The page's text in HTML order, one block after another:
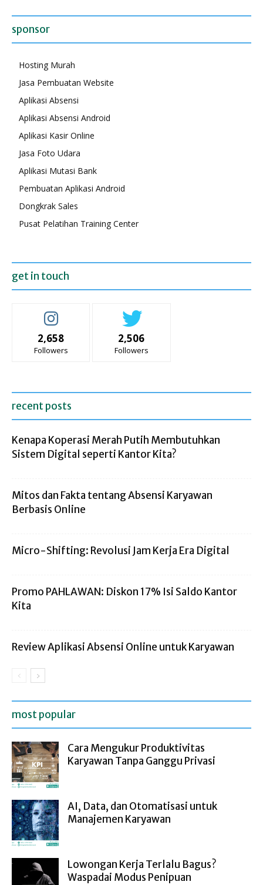
sponsor
Hosting Murah
Jasa Pembuatan Website
Aplikasi Absensi
Aplikasi Absensi Android
Aplikasi Kasir Online
Jasa Foto Udara
Aplikasi Mutasi Bank
Pembuatan Aplikasi Android
Dongkrak Sales
Pusat Pelatihan Training Center
get in touch
2,658
Followers
2,506
Followers
recent posts
Kenapa Koperasi Merah Putih Membutuhkan
Sistem Digital seperti Kantor Kita?
Mitos dan Fakta tentang Absensi Karyawan
Berbasis Online
Micro-Shifting: Revolusi Jam Kerja Era Digital
Promo PAHLAWAN: Diskon 17% Isi Saldo Kantor
Kita
Review Aplikasi Absensi Online untuk Karyawan
most popular
Cara Mengukur Produktivitas
Karyawan Tanpa Ganggu Privasi
AI, Data, dan Otomatisasi untuk
Manajemen Karyawan
Lowongan Kerja Terlalu Bagus?
Waspadai Modus Penipuan